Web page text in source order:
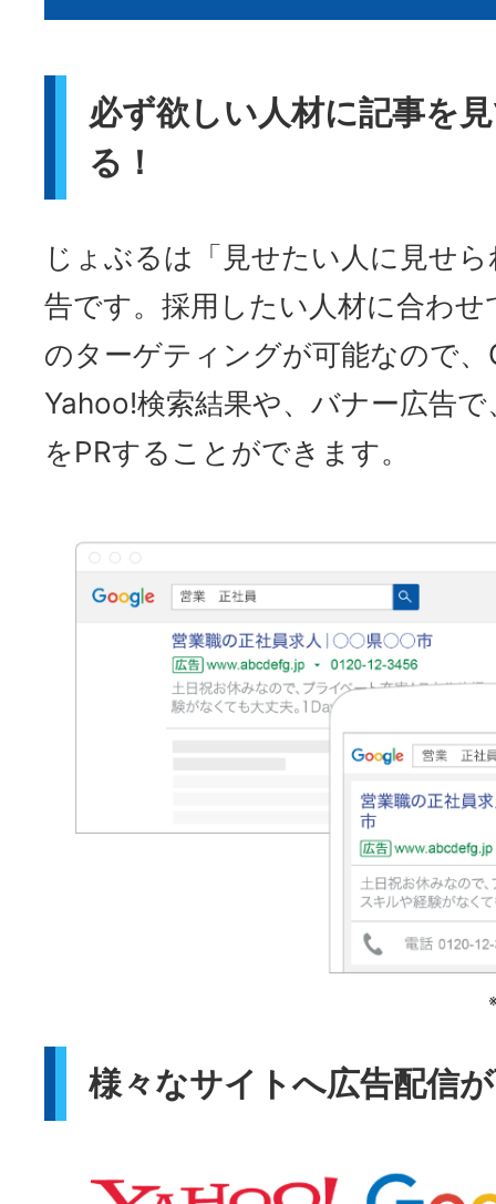
必ず欲しい人材に記事を
る！
じょぶるは「見せたい人に見せ
告です。採用したい人材に合わせ
のターゲティングが可能なので
Yahoo!検索結果や、バナー広告
をPRすることができます。
様々なサイトへ広告配信